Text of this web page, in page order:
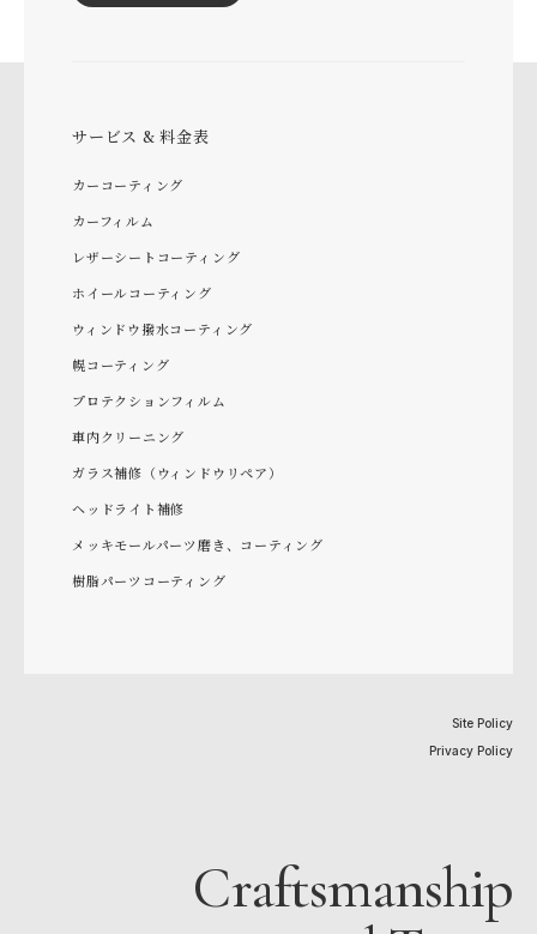
サービス & 料金表
カーコーティング
カーフィルム
レザーシートコーティング
ホイールコーティング
ウィンドウ撥水コーティング
幌コーティング
プロテクションフィルム
車内クリーニング
ガラス補修（ウィンドウリペア）
ヘッドライト補修
メッキモールパーツ磨き、コーティング
樹脂パーツコーティング
Site Policy
Privacy Policy
Craftsmanship